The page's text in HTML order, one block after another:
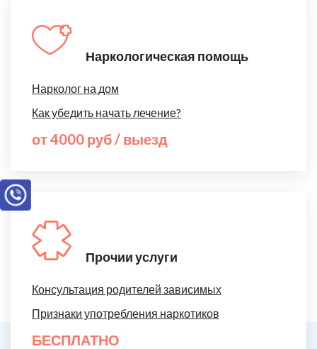
Наркологическая помощь
Нарколог на дом
Как убедить начать лечение?
от 4000 руб / выезд
Прочии услуги
Консультация родителей зависимых
Признаки употребления наркотиков
БЕСПЛАТНО